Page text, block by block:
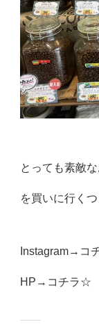
とっても素敵
を買いに行くつ
Instagram→ コ
HP→ コチラ☆